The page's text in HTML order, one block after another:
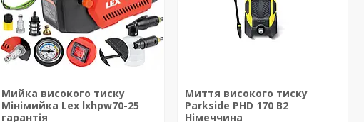
Мийка високого тиску
Мінімийка Lex lxhpw70-25
гарантія
Миття високого тиску
Parkside PHD 170 B2
Німеччина